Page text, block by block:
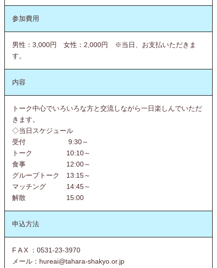
参加費用
男性：3,000円 女性：2,000円 ※当日、お支払いただきま
す。
内容
トーク中心でいろいろな方と交流しながら一日楽しんでいただ
きます。
◇当日スケジュール
受付 9:30～
トーク 10:10～
食事 12:00～
グループトーク 13:15～
マッチング 14:45～
解散 15:00
申込方法
F A X ：0531-23-3970
メール：hureai@tahara-shakyo.or.jp